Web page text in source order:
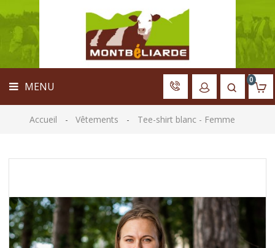
MENU
0
MENU
ACCUEIL
VÊTEMENTS
MATÉRIEL
ACCESSOIRES
Accueil Vêtements Tee-shirt blanc - Femme